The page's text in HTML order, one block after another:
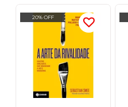
20% OFF